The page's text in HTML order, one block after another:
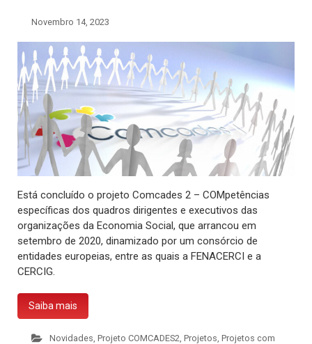
Novembro 14, 2023
Está concluído o projeto Comcades 2 – COMpetências
específicas dos quadros dirigentes e executivos das
organizações da Economia Social, que arrancou em
setembro de 2020, dinamizado por um consórcio de
entidades europeias, entre as quais a FENACERCI e a
CERCIG.
Saiba mais
Novidades Projeto COMCADES2 Projetos Projetos com